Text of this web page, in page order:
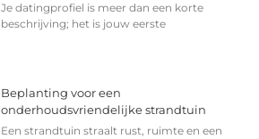
Je datingprofiel is meer dan een korte
beschrijving; het is jouw eerste
Beplanting voor een
onderhoudsvriendelijke strandtuin
Een strandtuin straalt rust, ruimte en een